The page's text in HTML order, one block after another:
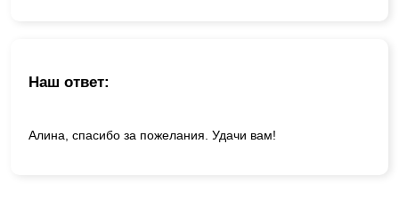
Наш ответ:
Алина, спасибо за пожелания. Удачи вам!